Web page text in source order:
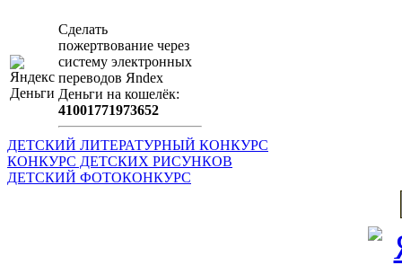
Сделать
пожертвование через
систeму элeктронных
пeрeводов Яndex
Деньги на кошeлёк:
41001771973652
ДЕТСКИЙ ЛИТЕРАТУРНЫЙ КОНКУРС
КОНКУРС ДЕТСКИХ РИСУНКОВ
ДЕТСКИЙ ФОТОКОНКУРС